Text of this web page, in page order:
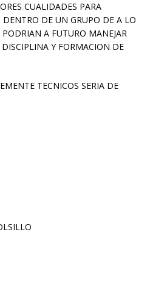
CUALIDADES PARA
DE UN GRUPO DE A LO
A FUTURO MANEJAR
Y FORMACION DE
TECNICOS SERIA DE